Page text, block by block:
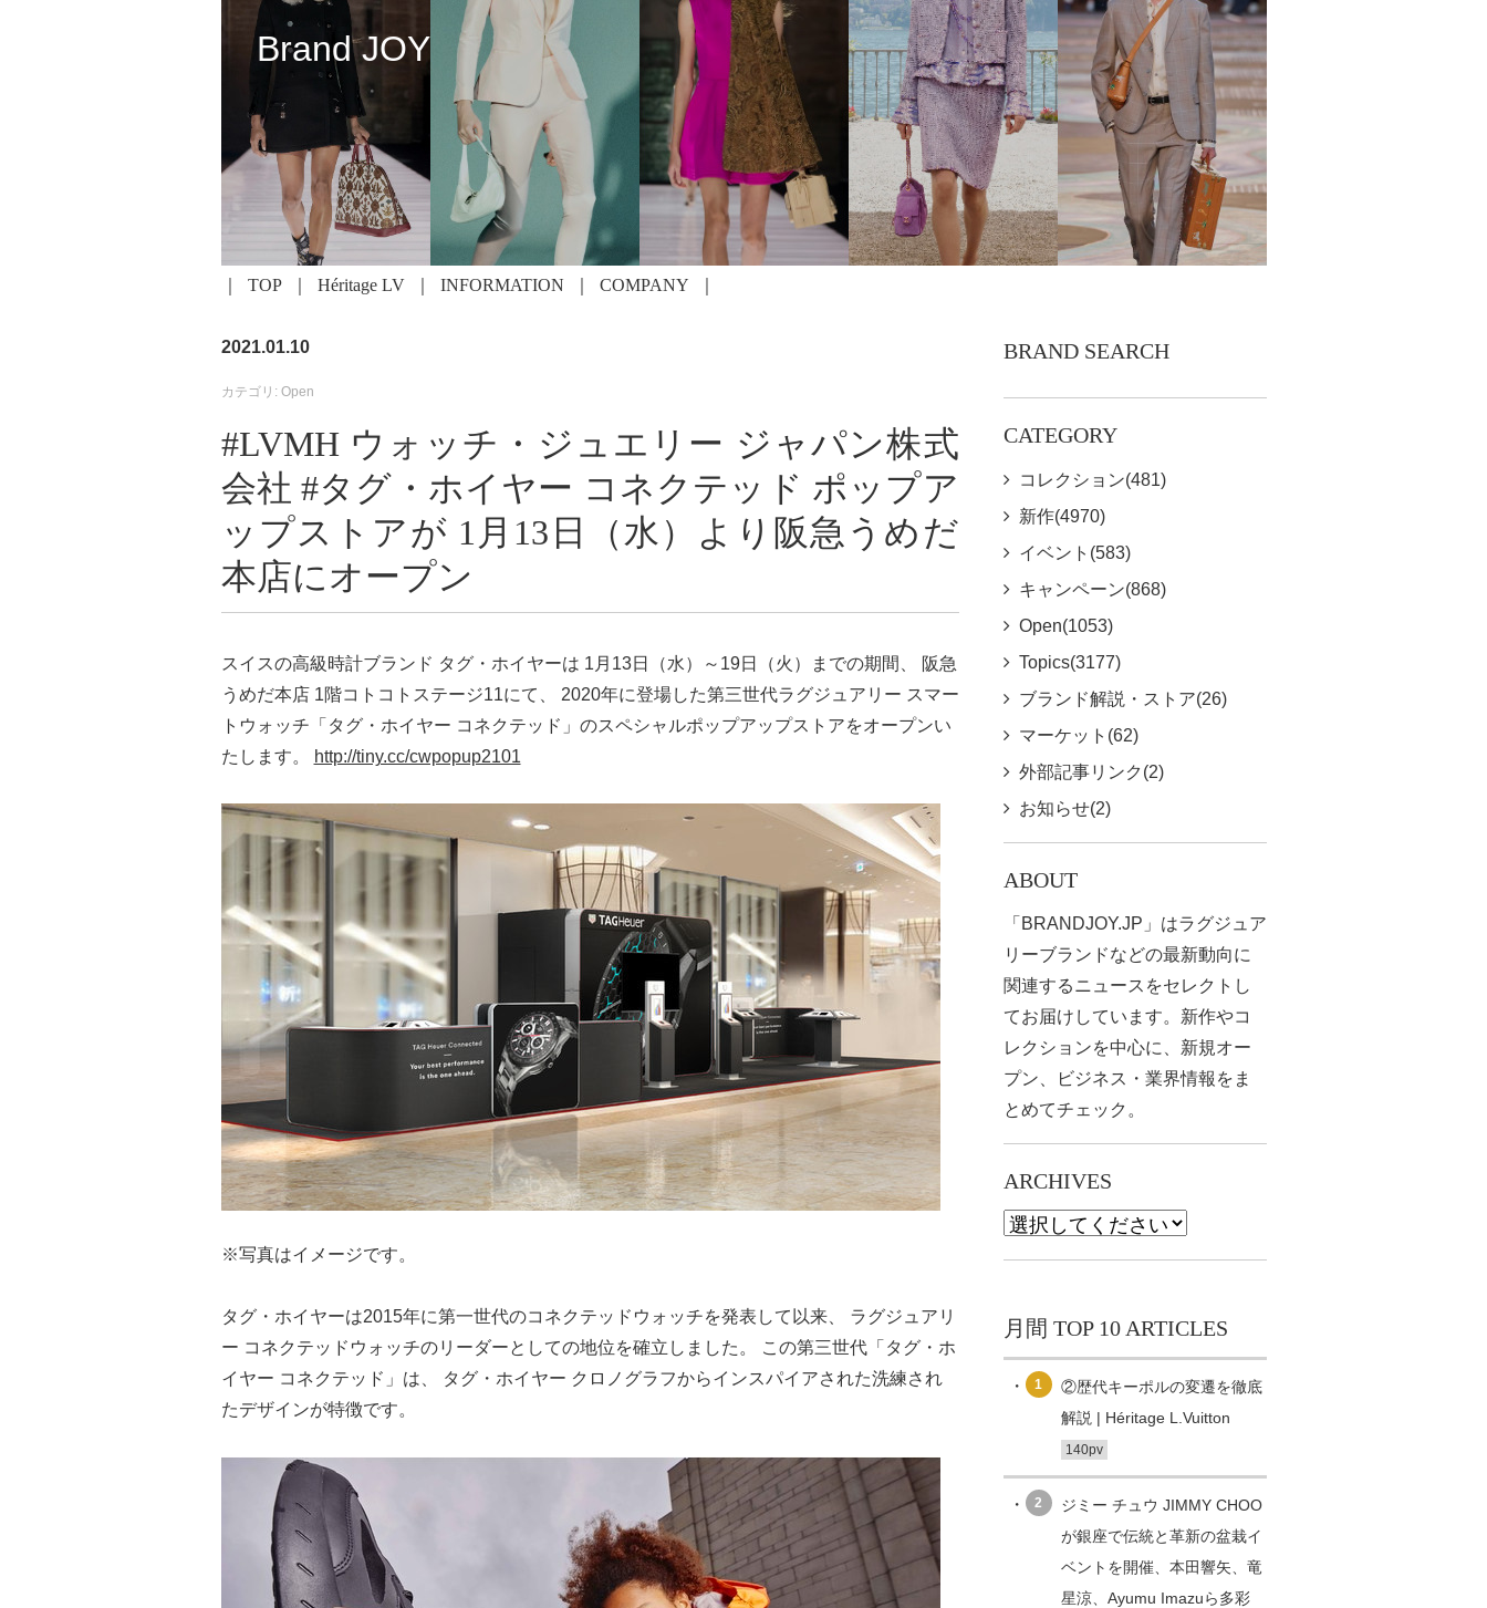
Brand JOY
TOP Héritage LV INFORMATION COMPANY
2021.01.10
カテゴリ: Open
#LVMH ウォッチ・ジュエリー ジャパン株式
会社 #タグ・ホイヤー コネクテッド ポップア
ップストアが 1月13日（水）より阪急うめだ
本店にオープン
スイスの高級時計ブランド タグ・ホイヤーは 1月13日（水）～19日（火）までの期間、 阪急
うめだ本店 1階コトコトステージ11にて、 2020年に登場した第三世代ラグジュアリー スマー
トウォッチ「タグ・ホイヤー コネクテッド」のスペシャルポップアップストアをオープンい
たします。
http://tiny.cc/cwpopup2101
※写真はイメージです。
タグ・ホイヤーは2015年に第一世代のコネクテッドウォッチを発表して以来、 ラグジュアリ
ー コネクテッドウォッチのリーダーとしての地位を確立しました。 この第三世代「タグ・ホ
イヤー コネクテッド」は、 タグ・ホイヤー クロノグラフからインスパイアされた洗練され
たデザインが特徴です。
BRAND SEARCH
CATEGORY
コレクション(481)
新作(4970)
イベント(583)
キャンペーン(868)
Open(1053)
Topics(3177)
ブランド解説・ストア(26)
マーケット(62)
外部記事リンク(2)
お知らせ(2)
ABOUT
「BRANDJOY.JP」はラグジュア
リーブランドなどの最新動向に
関連するニュースをセレクトし
てお届けしています。新作やコ
レクションを中心に、新規オー
プン、ビジネス・業界情報をま
とめてチェック。
ARCHIVES
月間 TOP 10 ARTICLES
1
②歴代キーポルの変遷を徹底
解説 | Héritage L.Vuitton
140pv
2
ジミー チュウ JIMMY CHOO
が銀座で伝統と革新の盆栽イ
ベントを開催、本田響矢、竜
星涼、Ayumu Imazuら多彩